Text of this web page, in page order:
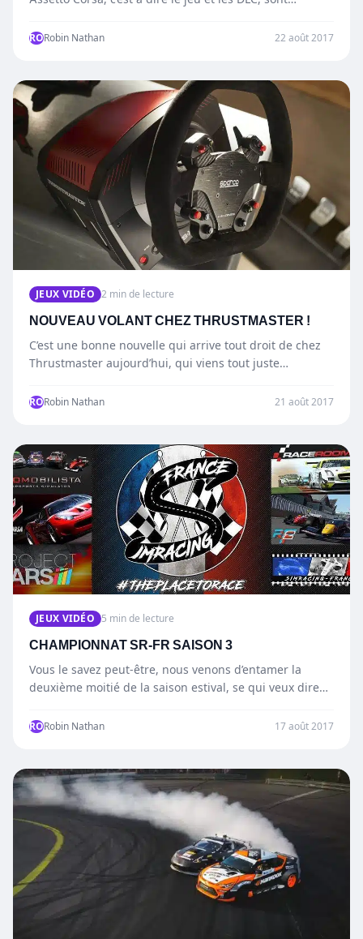
RORobin Nathan 22 août 2017
JEUX VIDÉO 2 min de lecture
NOUVEAU VOLANT CHEZ THRUSTMASTER !
C’est une bonne nouvelle qui arrive tout droit de chez
Thrustmaster aujourd’hui, qui viens tout juste
RORobin Nathan 21 août 2017
JEUX VIDÉO 5 min de lecture
CHAMPIONNAT SR-FR SAISON 3
Vous le savez peut-être, nous venons d’entamer la
deuxième moitié de la saison estival, se qui veux dire…
RORobin Nathan 17 août 2017